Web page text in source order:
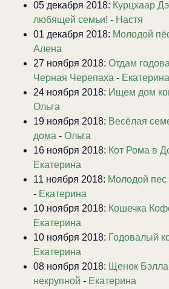
05 декабря 2018: Курцхаар
любящей семьи! - Настя
01 декабря 2018: Молодой
Алена
27 ноября 2018: Отдам
Черная Черепаха - Екатерина
24 ноября 2018: Ищем дом
Ольга
19 ноября 2018: Весёлая
дома - Ольга
16 ноября 2018: Кот Рома в
Екатерина
11 ноября 2018: Молодой
- Екатерина
10 ноября 2018: Кошечка
Екатерина
10 ноября 2018: Годовалый
Екатерина
08 ноября 2018: Щенок
некрупной - Екатерина